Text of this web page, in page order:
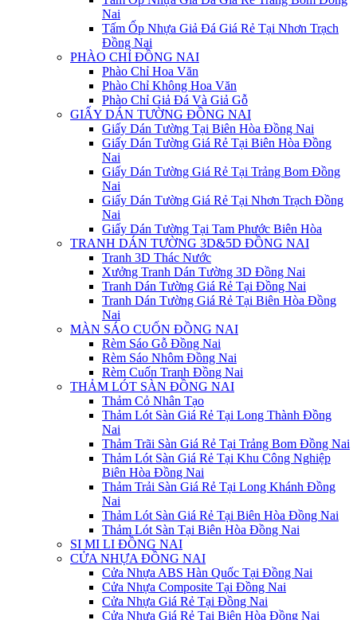
Nai
Tấm Ốp Nhựa Giả Đá Giá Rẻ Tại Nhơn Trạch
Đồng Nai
PHÀO CHỈ ĐỒNG NAI
Phào Chỉ Hoa Văn
Phào Chỉ Không Hoa Văn
Phào Chỉ Giả Đá Và Giả Gỗ
GIẤY DÁN TƯỜNG ĐỒNG NAI
Giấy Dán Tường Tại Biên Hòa Đồng Nai
Giấy Dán Tường Giá Rẻ Tại Biên Hòa Đồng
Nai
Giấy Dán Tường Giá Rẻ Tại Trảng Bom Đồng
Nai
Giấy Dán Tường Giá Rẻ Tại Nhơn Trạch Đồng
Nai
Giấy Dán Tường Tại Tam Phước Biên Hòa
TRANH DÁN TƯỜNG 3D&5D ĐỒNG NAI
Tranh 3D Thác Nước
Xưởng Tranh Dán Tường 3D Đồng Nai
Tranh Dán Tường Giá Rẻ Tại Đồng Nai
Tranh Dán Tường Giá Rẻ Tại Biên Hòa Đồng
Nai
MÀN SÁO CUỐN ĐỒNG NAI
Rèm Sáo Gỗ Đồng Nai
Rèm Sáo Nhôm Đồng Nai
Rèm Cuốn Tranh Đồng Nai
THẢM LÓT SÀN ĐỒNG NAI
Thảm Cỏ Nhân Tạo
Thảm Lót Sàn Giá Rẻ Tại Long Thành Đồng
Nai
Thảm Trãi Sàn Giá Rẻ Tại Trảng Bom Đồng Nai
Thảm Lót Sàn Giá Rẻ Tại Khu Công Nghiệp
Biên Hòa Đồng Nai
Thảm Trải Sàn Giá Rẻ Tại Long Khánh Đồng
Nai
Thảm Lót Sàn Giá Rẻ Tại Biên Hòa Đồng Nai
Thảm Lót Sàn Tại Biên Hòa Đồng Nai
SI MI LI ĐỒNG NAI
CỬA NHỰA ĐỒNG NAI
Cửa Nhựa ABS Hàn Quốc Tại Đồng Nai
Cửa Nhựa Composite Tại Đồng Nai
Cửa Nhựa Giá Rẻ Tại Đồng Nai
Cửa Nhựa Giá Rẻ Tại Biên Hòa Đồng Nai